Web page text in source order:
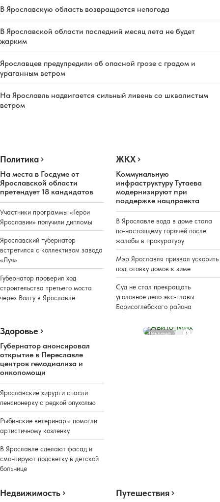
В Ярославскую область возвращается непогода
В Ярославской области последний месяц лета не будет
жарким
Ярославцев предупредили об опасной грозе с градом и
ураганным ветром
На Ярославль надвигается сильный ливень со шквалистым
ветром
Политика
На места в Госдуме от
Ярославской области
претендует 18 кандидатов
Участники программы «Герои
Ярославии» получили дипломы
Ярославский губернатор
встретился с коллективом завода
«Луч»
Губернатор проверил ход
строительства третьего моста
через Волгу в Ярославле
ЖКХ
Коммунальную
инфраструктуру Тутаева
модернизируют при
поддержке нацпроекта
В Ярославле вода в доме стала
по-настоящему горячей после
жалобы в прокуратуру
Мэр Ярославля призвал ускорить
подготовку домов к зиме
Суд не стал прекращать
уголовное дело экс-главы
Борисоглебского района
Здоровье
Губернатор анонсировал
открытие в Переславле
центров гемодиализа и
онкопомощи
Ярославские хирурги спасли
пенсионерку с редкой опухолью
Рыбинские ветеринары помогли
артистичному козленку
В Ярославле сделают фасад и
смонтируют подсветку в детской
больнице
Реклама
Недвижимость Путешествия